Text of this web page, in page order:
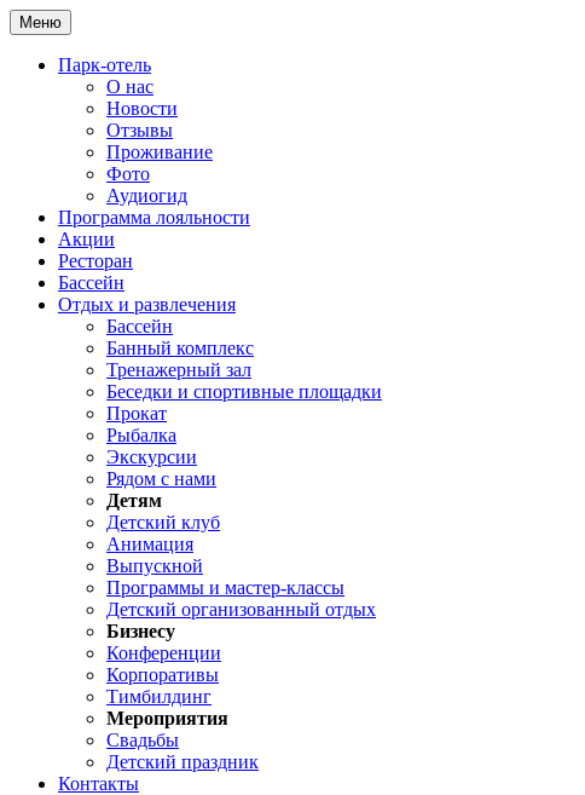
Меню
Парк-отель
О нас
Новости
Отзывы
Проживание
Фото
Аудиогид
Программа лояльности
Акции
Ресторан
Бассейн
Отдых и развлечения
Бассейн
Банный комплекс
Тренажерный зал
Беседки и спортивные площадки
Прокат
Рыбалка
Экскурсии
Рядом с нами
Детям
Детский клуб
Анимация
Выпускной
Программы и мастер-классы
Детский организованный отдых
Бизнесу
Конференции
Корпоративы
Тимбилдинг
Мероприятия
Свадьбы
Детский праздник
Контакты